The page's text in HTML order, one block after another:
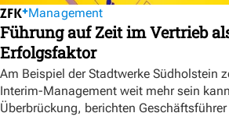
Management
Führung auf Zeit im Vertrieb
Erfolgsfaktor
Am Beispiel der Stadtwerke Südholstein
Interim-Management weit mehr sein
Überbrückung, berichten